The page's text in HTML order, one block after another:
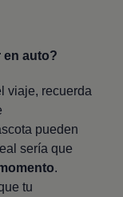
en auto?
viaje, recuerda
pueden
sería que
.
tu